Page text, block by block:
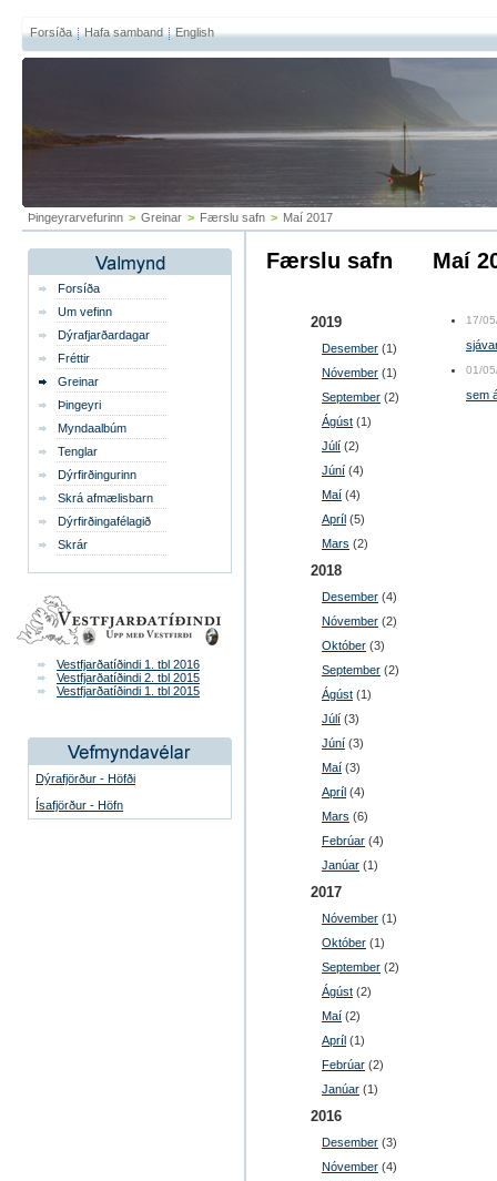
Forsíða Hafa samband English
Þingeyrarvefurinn > Greinar > Færslu safn > Maí 2017
Forsíða
Um vefinn
Dýrafjarðardagar
Fréttir
Greinar
Þingeyri
Myndaalbúm
Tenglar
Dýrfirðingurinn
Skrá afmælisbarn
Dýrfirðingafélagið
Skrár
Vestfjarðatíðindi 1. tbl 2016
Vestfjarðatíðindi 2. tbl 2015
Vestfjarðatíðindi 1. tbl 2015
Dýrafjörður - Höfði
Ísafjörður - Höfn
Færslu safn
2019
Desember (1)
Nóvember (1)
September (2)
Ágúst (1)
Júlí (2)
Júní (4)
Maí (4)
Apríl (5)
Mars (2)
2018
Desember (4)
Nóvember (2)
Október (3)
September (2)
Ágúst (1)
Júlí (3)
Júní (3)
Maí (3)
Apríl (4)
Mars (6)
Febrúar (4)
Janúar (1)
2017
Nóvember (1)
Október (1)
September (2)
Ágúst (2)
Maí (2)
Apríl (1)
Febrúar (2)
Janúar (1)
2016
Desember (3)
Nóvember (4)
maí
17/
01/
sem